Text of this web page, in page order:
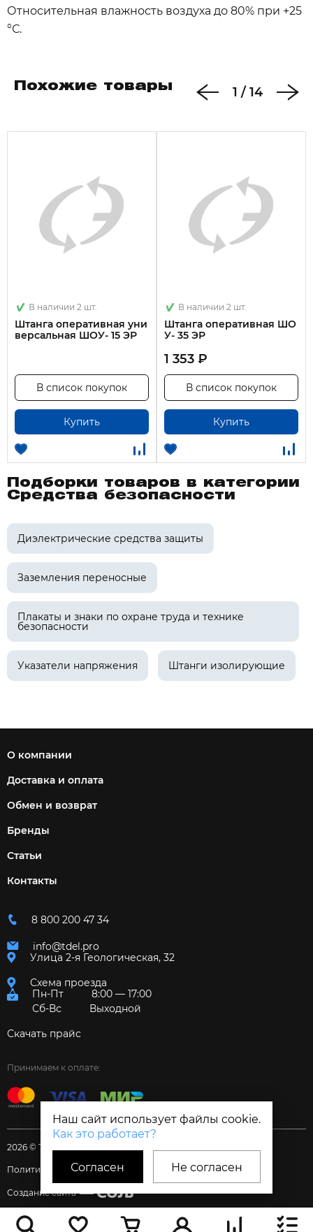
Наш сайт использует файлы cookie.
Как это работает?
Согласен Не согласен
Относительная влажность воздуха до 80% при +25
°С.
Похожие товары 1 / 14
В наличии 2 шт.
Штанга оперативная уни
версальная ШОУ- 15 ЭР
Купить
В список покупок
В наличии 2 шт.
Штанга оперативная ШО
У- 35 ЭР
1 353 ₽
Купить
В список покупок
Подборки товаров в категории
Средства безопасности
Диэлектрические средства защиты
Заземления переносные
Плакаты и знаки по охране труда и технике
безопасности
Указатели напряжения Штанги изолирующие
О компании
Доставка и оплата
Обмен и возврат
Бренды
Статьи
Контакты
8 800 200 47 34
info@tdel.pro
Улица 2-я Геологическая, 32
Схема проезда
Пн-Пт
8:00 — 17:00
Сб-Вс
Выходной
Скачать прайс
Принимаем к оплате:
2026 © Торговый дом «Электрум»
Политика и Согласия
Создание сайта